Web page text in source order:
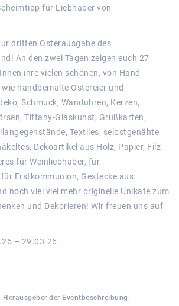
für Liebhaber von
dritten Osterausgabe des
An den zwei Tagen zeigen euch 27
ihre vielen schönen, von Hand
handbemalte Ostereier und
Schmuck, Wanduhren, Kerzen,
Tiffany-Glaskunst, Grußkarten,
Textiles, selbstgenähte
Dekoartikel aus Holz, Papier, Filz
für Weinliebhaber, für
Erstkommunion, Gestecke aus
noch viel viel mehr originelle Unikate zum
und Dekorieren! Wir freuen uns auf
– 29.03.26
der Eventbeschreibung: